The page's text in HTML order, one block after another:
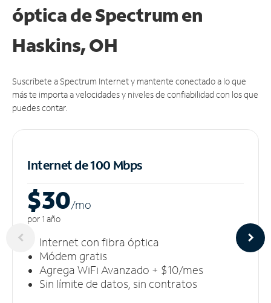
óptica de Spectrum en
Haskins, OH
Suscríbete a Spectrum Internet y mantente conectado a lo que
más te importa a velocidades y niveles de confiabilidad con los que
puedes contar.
Internet de 100 Mbps
$30/mo
por 1 año
Internet con fibra óptica
Módem gratis
Agrega WiFi Avanzado + $10/mes
Sin límite de datos, sin contratos